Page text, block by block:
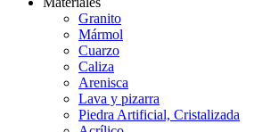
Granito
Mármol
Cuarzo
Caliza
Arenisca
Lava y pizarra
Piedra Artificial, Cristalizada